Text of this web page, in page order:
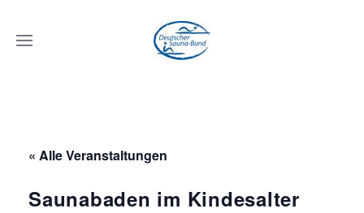
« Alle Veranstaltungen
Saunabaden im Kindesalter